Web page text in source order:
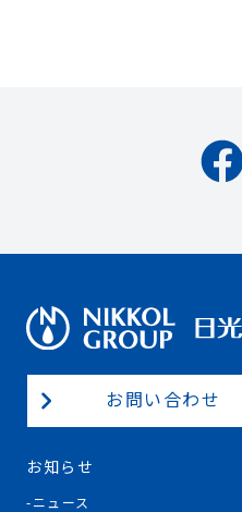
お問い合わせ
お知らせ
ニュース